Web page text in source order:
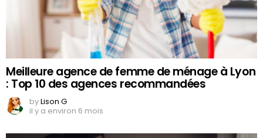
Meilleure agence de femme de ménage à Lyon
: Top 10 des agences recommandées
byLison G
il y a environ 6 mois